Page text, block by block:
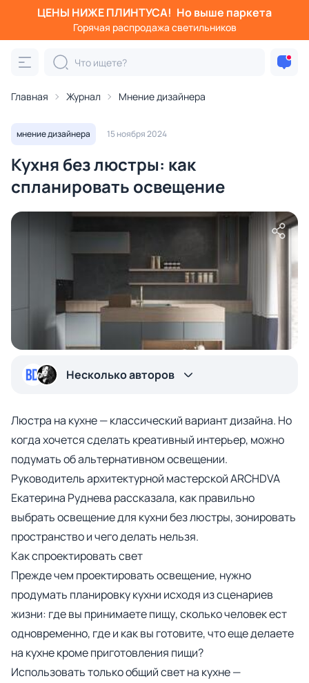
ЦЕНЫ НИЖЕ ПЛИНТУСА! Но выше паркета
Горячая распродажа светильников
Главная Журнал Мнение дизайнера
мнение дизайнера 15 ноября 2024
Кухня без люстры: как
спланировать освещение
Несколько авторов
Люстра на кухне — классический вариант дизайна. Но
когда хочется сделать креативный интерьер, можно
подумать об альтернативном освещении.
Руководитель архитектурной мастерской ARCHDVA
Екатерина Руднева рассказала, как правильно
выбрать освещение для кухни без люстры, зонировать
пространство и чего делать нельзя.
Как спроектировать свет
Прежде чем проектировать освещение, нужно
продумать планировку кухни исходя из сценариев
жизни: где вы принимаете пищу, сколько человек ест
одновременно, где и как вы готовите, что еще делаете
на кухне кроме приготовления пищи?
Использовать только общий свет на кухне —